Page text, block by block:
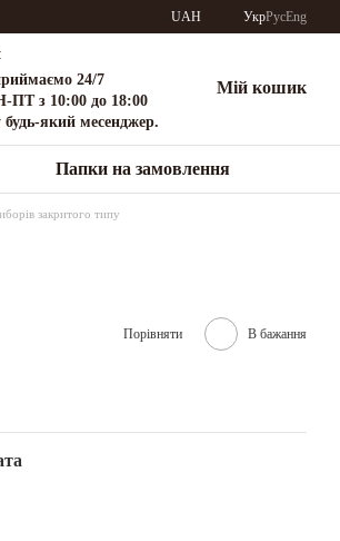
UAH УкрРусEng
24/7
з 10:00 до 18:00
який месенджер.
Мій кошик
Папки на замовлення
закритого типу
Порівняти В бажання